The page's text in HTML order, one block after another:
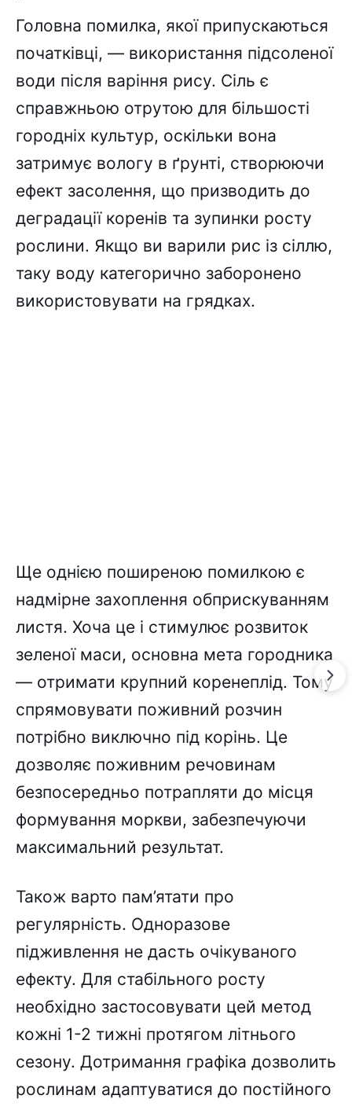
Головна помилка, якої припускаються
початківці, — використання підсоленої
води після варіння рису. Сіль є
справжньою отрутою для більшості
городніх культур, оскільки вона
затримує вологу в ґрунті, створюючи
ефект засолення, що призводить до
деградації коренів та зупинки росту
рослини. Якщо ви варили рис із сіллю,
таку воду категорично заборонено
використовувати на грядках.
Ще однією поширеною помилкою є
надмірне захоплення обприскуванням
листя. Хоча це і стимулює розвиток
зеленої маси, основна мета городника
— отримати крупний коренеплід. Тому
спрямовувати поживний розчин
потрібно виключно під корінь. Це
дозволяє поживним речовинам
безпосередньо потрапляти до місця
формування моркви, забезпечуючи
максимальний результат.
Також варто пам’ятати про
регулярність. Одноразове
підживлення не дасть очікуваного
ефекту. Для стабільного росту
необхідно застосовувати цей метод
кожні 1-2 тижні протягом літнього
сезону. Дотримання графіка дозволить
рослинам адаптуватися до постійного